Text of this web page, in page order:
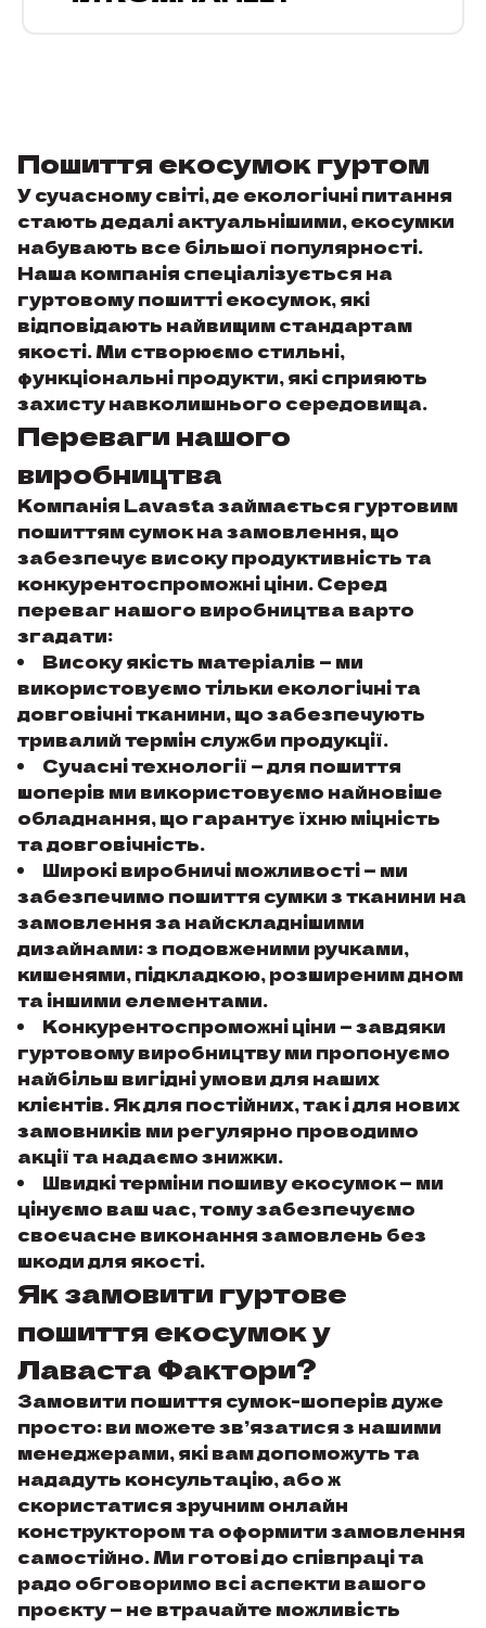
Срібло
Фіолетовий 0
Хакі 0
Пошиття екосумок гуртом
У сучасному світі, де екологічні питання
стають дедалі актуальнішими, екосумки
набувають все більшої популярності.
Наша компанія спеціалізується на
гуртовому пошитті екосумок, які
відповідають найвищим стандартам
якості. Ми створюємо стильні,
функціональні продукти, які сприяють
захисту навколишнього середовища.
Переваги нашого
виробництва
Компанія Lavasta займається гуртовим
пошиттям сумок на замовлення, що
забезпечує високу продуктивність та
конкурентоспроможні ціни. Серед
переваг нашого виробництва варто
згадати:
Високу якість матеріалів — ми
використовуємо тільки екологічні та
довговічні тканини, що забезпечують
тривалий термін служби продукції.
Сучасні технології — для пошиття
шоперів ми використовуємо найновіше
обладнання, що гарантує їхню міцність
та довговічність.
Широкі виробничі можливості — ми
забезпечимо пошиття сумки з тканини на
замовлення за найскладнішими
дизайнами: з подовженими ручками,
кишенями, підкладкою, розширеним дном
та іншими елементами.
Конкурентоспроможні ціни — завдяки
гуртовому виробництву ми пропонуємо
найбільш вигідні умови для наших
клієнтів. Як для постійних, так і для нових
замовників ми регулярно проводимо
акції та надаємо знижки.
Швидкі терміни пошиву екосумок — ми
цінуємо ваш час, тому забезпечуємо
своєчасне виконання замовлень без
шкоди для якості.
Як замовити гуртове
пошиття екосумок у
Лаваста Фактори?
Замовити пошиття сумок-шоперів дуже
просто: ви можете зв’язатися з нашими
менеджерами, які вам допоможуть та
нададуть консультацію, або ж
скористатися зручним онлайн
конструктором та оформити замовлення
самостійно. Ми готові до співпраці та
радо обговоримо всі аспекти вашого
проєкту — не втрачайте можливість